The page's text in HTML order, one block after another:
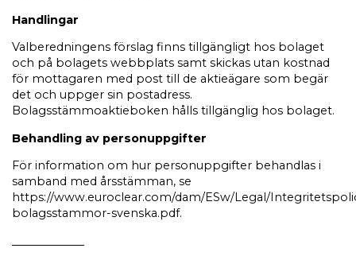
Handlingar
Valberedningens förslag finns tillgängligt hos bolaget
och på bolagets webbplats samt skickas utan kostnad
för mottagaren med post till de aktieägare som begär
det och uppger sin postadress.
Bolagsstämmoaktieboken hålls tillgänglig hos bolaget.
Behandling av personuppgifter
För information om hur personuppgifter behandlas i
samband med årsstämman, se
https://www.euroclear.com/dam/ESw/Legal/
bolagsstammor-svenska.pdf.